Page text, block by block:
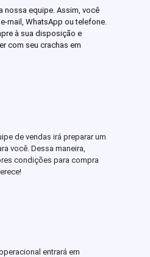
nossa equipe. Assim, você
mail, WhatsApp ou telefone.
à sua disposição e
com seu crachas em
de vendas irá preparar um
você. Dessa maneira,
condições para compra
entrará em